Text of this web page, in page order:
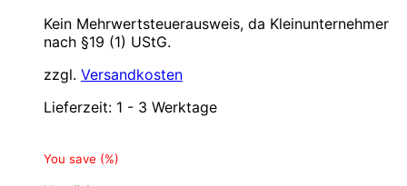
Kein Mehrwertsteuerausweis, da Kleinunternehmer
nach §19 (1) UStG.
zzgl. Versandkosten
Lieferzeit: 1 - 3 Werktage
You save (%)